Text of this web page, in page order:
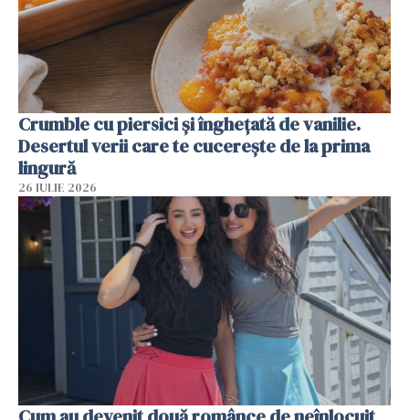
Crumble cu piersici și înghețată de vanilie.
Desertul verii care te cucerește de la prima
lingură
26 IULIE 2026